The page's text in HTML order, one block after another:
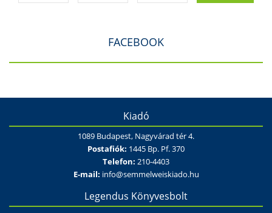
FACEBOOK
Kiadó
1089 Budapest, Nagyvárad tér 4.
Postafiók: 1445 Bp. Pf. 370
Telefon: 210-4403
E-mail: info@semmelweiskiado.hu
Legendus Könyvesbolt